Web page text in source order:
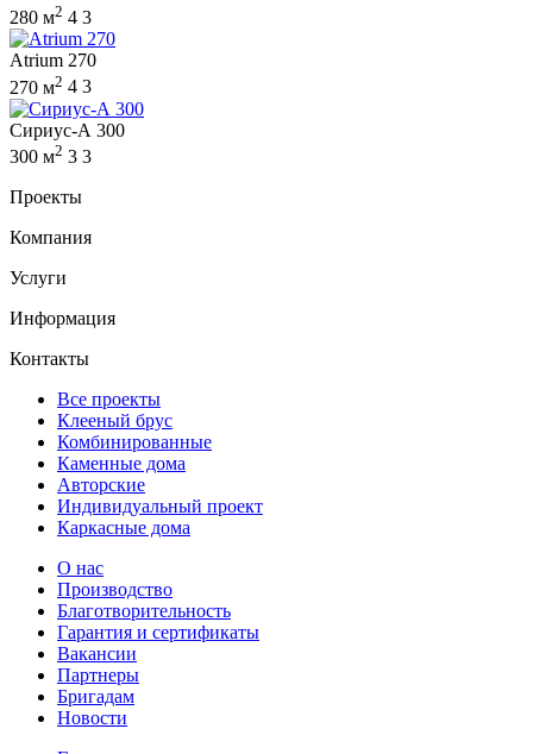
280 м2 4 3
Atrium 270
270 м2 4 3
Сириус-А 300
300 м2 3 3
Проекты
Компания
Услуги
Информация
Контакты
Все проекты
Клееный брус
Комбинированные
Каменные дома
Авторские
Индивидуальный проект
Каркасные дома
О нас
Производство
Благотворительность
Гарантия и сертификаты
Вакансии
Партнеры
Бригадам
Новости